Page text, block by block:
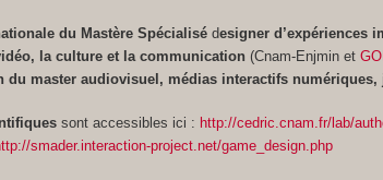
du Mastère Spécialisédesigner d’expériences
la culture et la communication (Cnam-Enjmin et
du master audiovisuel, médias interactifs numériques,
sont accessibles ici : http://cedric.cnam.fr/lab/
smader.interaction-project.net/game_design.php